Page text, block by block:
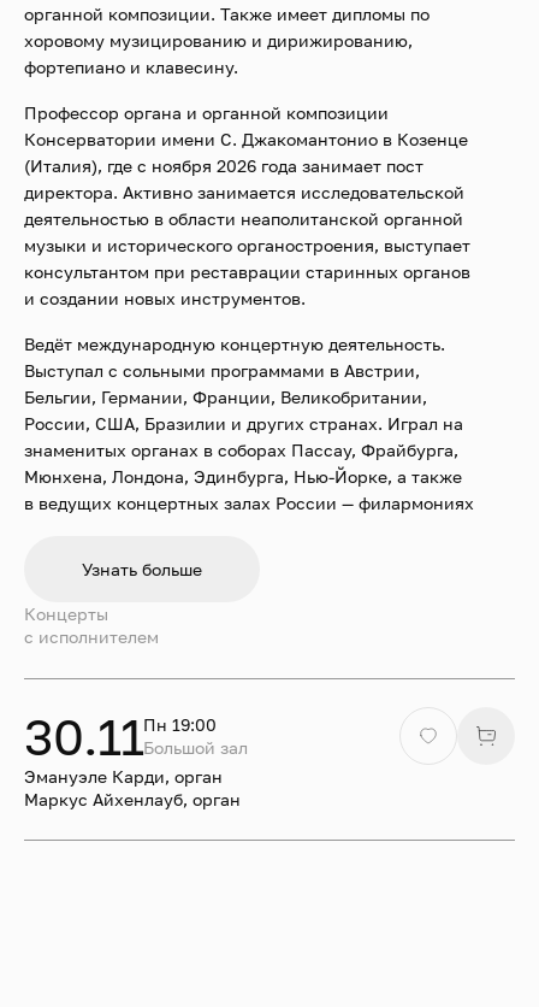
органной композиции. Также имеет дипломы по
хоровому музицированию и дирижированию,
фортепиано и клавесину.
Профессор органа и органной композиции
Консерватории имени С. Джакомантонио в Козенце
(Италия), где с ноября 2026 года занимает пост
директора. Активно занимается исследовательской
деятельностью в области неаполитанской органной
музыки и исторического органостроения, выступает
консультантом при реставрации старинных органов
и создании новых инструментов.
Ведёт международную концертную деятельность.
Выступал с сольными программами в Австрии,
Бельгии, Германии, Франции, Великобритании,
России, США, Бразилии и других странах. Играл на
знаменитых органах в соборах Пассау, Фрайбурга,
Мюнхена, Лондона, Эдинбурга, Нью-Йорке, а также
в ведущих концертных залах России — филармониях
по музыке эпохи Возрождения и барокко, входит в
Записывается для лейблов La Bottega Discantica
(Милан), Priory Records (Лондон), Arcana (Франция) и
Brilliant Classics (Нидерланды); ряд его альбомов
удостоен высшей оценки — пяти звёзд — в журнале
Musica.
Узнать больше
Концерты
c исполнителем
30.11Пн 19:00
Большой зал
Эмануэле Карди, орган
Маркус Айхенлауб, орган